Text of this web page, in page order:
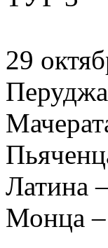
29
Латина
Монца